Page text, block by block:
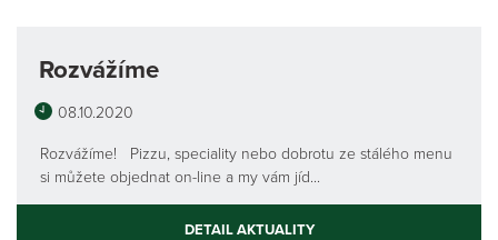
Rozvážíme
08.10.2020
Rozvážíme! Pizzu, speciality nebo dobrotu ze stálého menu
si můžete objednat on-line a my vám jíd...
DETAIL AKTUALITY